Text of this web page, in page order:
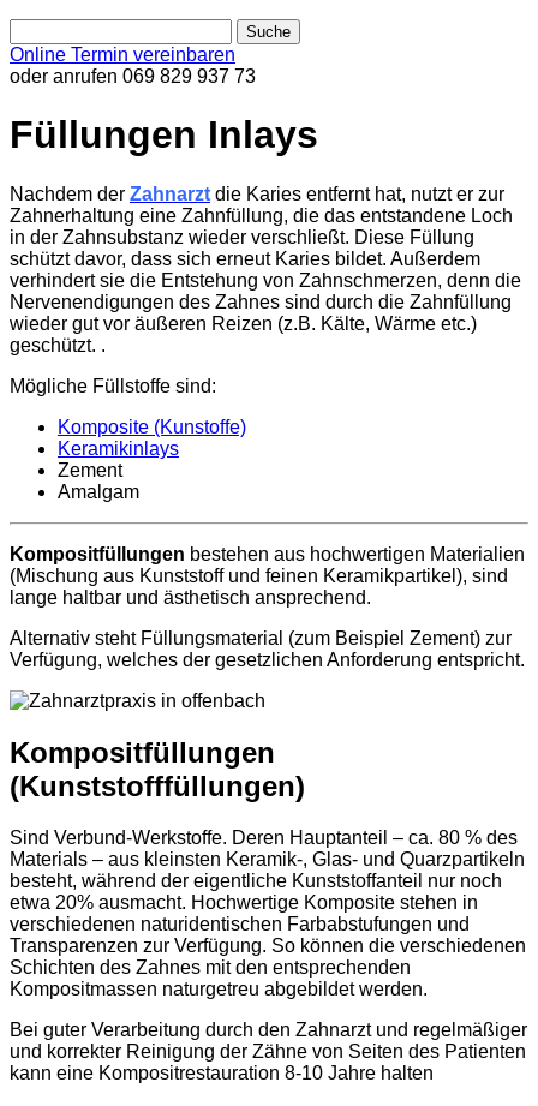
Online Termin vereinbaren
oder anrufen 069 829 937 73
Füllungen Inlays
Nachdem der Zahnarzt die Karies entfernt hat, nutzt er zur
Zahnerhaltung eine Zahnfüllung, die das entstandene Loch
in der Zahnsubstanz wieder verschließt. Diese Füllung
schützt davor, dass sich erneut Karies bildet. Außerdem
verhindert sie die Entstehung von Zahnschmerzen, denn die
Nervenendigungen des Zahnes sind durch die Zahnfüllung
wieder gut vor äußeren Reizen (z.B. Kälte, Wärme etc.)
geschützt. .
Mögliche Füllstoffe sind:
Komposite (Kunstoffe)
Keramikinlays
Zement
Amalgam
Kompositfüllungen bestehen aus hochwertigen Materialien
(Mischung aus Kunststoff und feinen Keramikpartikel), sind
lange haltbar und ästhetisch ansprechend.
Alternativ steht Füllungsmaterial (zum Beispiel Zement) zur
Verfügung, welches der gesetzlichen Anforderung entspricht.
Kompositfüllungen
(Kunststofffüllungen)
Sind Verbund-Werkstoffe. Deren Hauptanteil – ca. 80 % des
Materials – aus kleinsten Keramik-, Glas- und Quarzpartikeln
besteht, während der eigentliche Kunststoffanteil nur noch
etwa 20% ausmacht. Hochwertige Komposite stehen in
verschiedenen naturidentischen Farbabstufungen und
Transparenzen zur Verfügung. So können die verschiedenen
Schichten des Zahnes mit den entsprechenden
Kompositmassen naturgetreu abgebildet werden.
Bei guter Verarbeitung durch den Zahnarzt und regelmäßiger
und korrekter Reinigung der Zähne von Seiten des Patienten
kann eine Kompositrestauration 8-10 Jahre halten